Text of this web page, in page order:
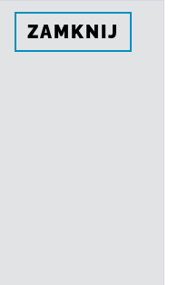
ZAMKNIJ